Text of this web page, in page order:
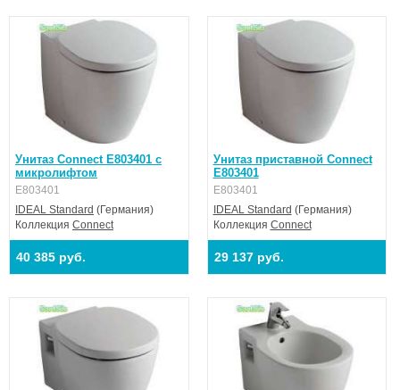
Унитаз Connect E803401 с
микролифтом
E803401
IDEAL Standard (Германия)
Коллекция Connect
40 385 руб.
Унитаз приставной Connect
E803401
E803401
IDEAL Standard (Германия)
Коллекция Connect
29 137 руб.